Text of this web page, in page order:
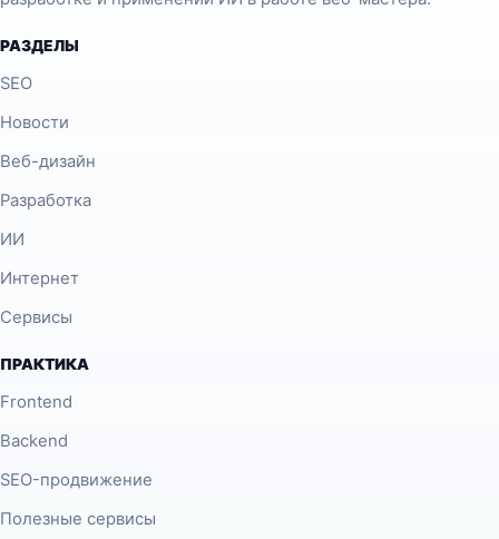
РАЗДЕЛЫ
SEO
Новости
Веб-дизайн
Разработка
ИИ
Интернет
Сервисы
ПРАКТИКА
Frontend
Backend
SEO-продвижение
Полезные сервисы